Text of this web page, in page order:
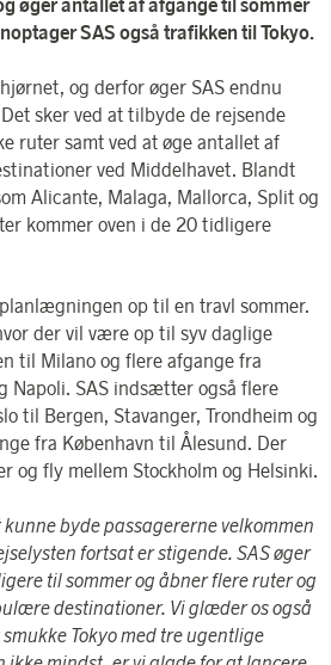
øger antallet af afgange til sommer
SAS også trafikken til Tokyo.
og derfor øger SAS endnu
sker ved at tilbyde de rejsende
ruter samt ved at øge antallet af
ved Middelhavet. Blandt
Alicante, Malaga, Mallorca, Split og
kommer oven i de 20 tidligere
op til en travl sommer.
der vil være op til syv daglige
til Milano og flere afgange fra
Napoli. SAS indsætter også flere
til Bergen, Stavanger, Trondheim og
fra København til Ålesund. Der
og fly mellem Stockholm og Helsinki.
byde passagererne velkommen
fortsat er stigende. SAS øger
til sommer og åbner flere ruter og
destinationer. Vi glæder os også
Tokyo med tre ugentlige